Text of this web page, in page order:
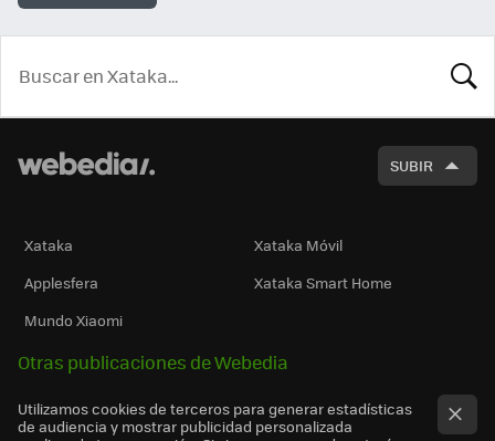
SUBIR
Xataka
Xataka Móvil
Applesfera
Xataka Smart Home
Mundo Xiaomi
Otras publicaciones de Webedia
Utilizamos cookies de terceros para generar estadísticas
de audiencia y mostrar publicidad personalizada